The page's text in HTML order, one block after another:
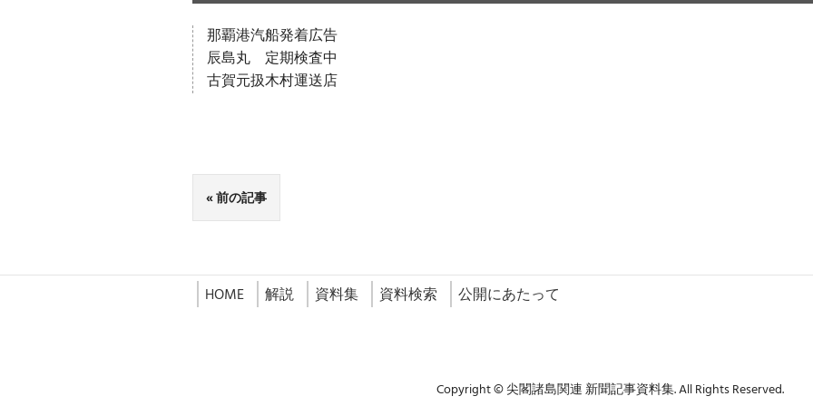
那覇港汽船発着広告
辰島丸 定期検査中
古賀元扱木村運送店
前の記事
HOME 解説 資料集 資料検索 公開にあたって
Copyright © 尖閣諸島関連 新聞記事資料集. All Rights Reserved.